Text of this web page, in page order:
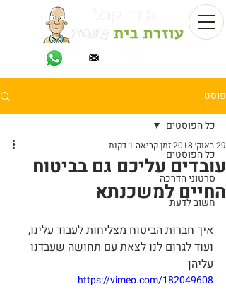
פוסט
כל הפוסטים
סרטוני הדרכה
חשוב לדעת
כל הפוסטים
עובדים עליכם גם בביטוח
החיים למשכנתא
29 באוק׳ 2018 זמן קריאה 1 דקות
איך חברות הביטוח מצליחות לעבוד עלינו,
ועוד לגרום לנו לצאת עם תחושה שעבדנו
עליהן
https://vimeo.com/182049608